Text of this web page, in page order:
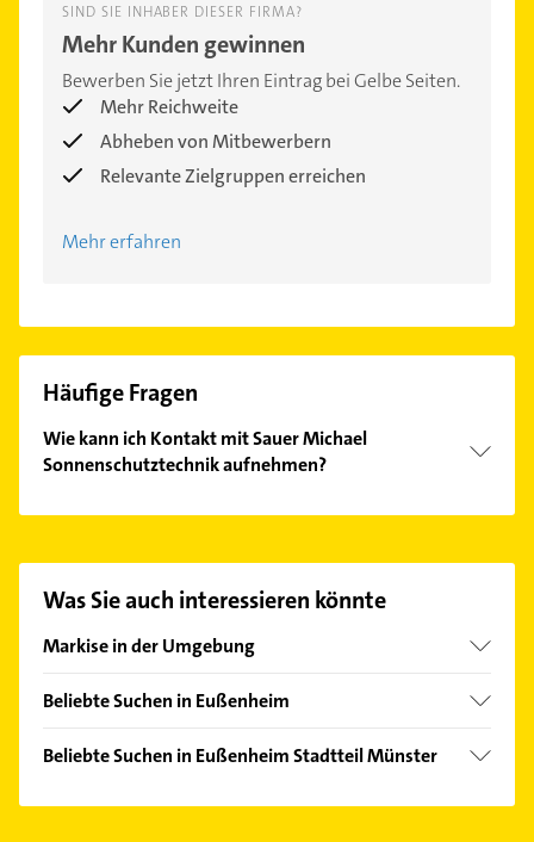
SIND SIE INHABER DIESER FIRMA?
Mehr Kunden gewinnen
Bewerben Sie jetzt Ihren Eintrag bei Gelbe Seiten.
Mehr Reichweite
Abheben von Mitbewerbern
Relevante Zielgruppen erreichen
Mehr erfahren
Häufige Fragen
Wie kann ich Kontakt mit Sauer Michael
Sonnenschutztechnik aufnehmen?
Hier finden Sie alleKontaktdaten
Was Sie auch interessieren könnte
Markise in der Umgebung
Würzburg
Beliebte Suchen in Eußenheim
Maler
Gasinstallateur
Beliebte Suchen in Eußenheim Stadtteil Münster